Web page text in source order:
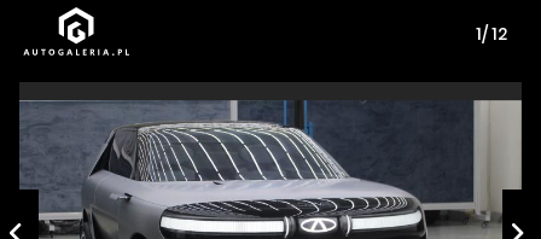
1/ 12